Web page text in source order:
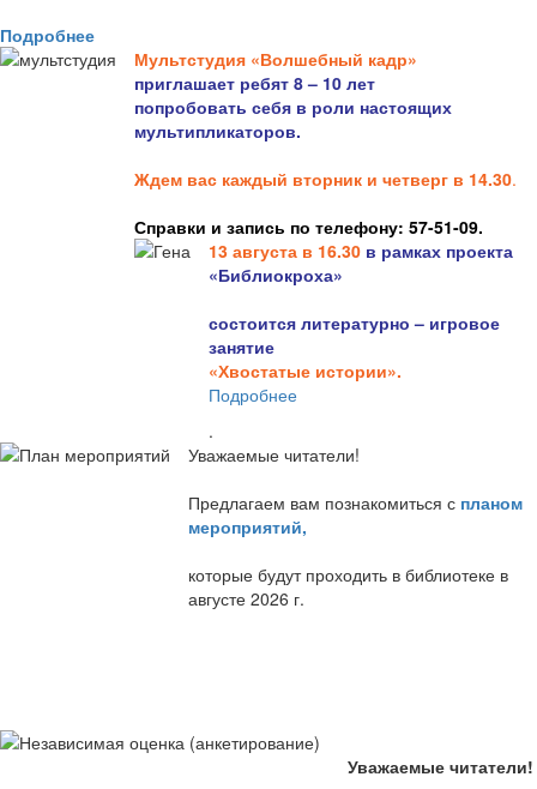
Подробнее
Мультстудия «Волшебный кадр»
приглашает ребят 8 – 10 лет
попробовать себя в роли настоящих
мультипликаторов.
Ждем вас каждый вторник и четверг в 14.30.
Справки и запись по телефону: 57-51-09.
13 августа в 16.30 в рамках проекта
«Библиокроха»
состоится литературно – игровое
занятие
«Хвостатые истории».
Подробнее
.
Уважаемые читатели!
Предлагаем вам познакомиться с планом
мероприятий,
которые будут проходить в библиотеке в
августе 2026 г.
Уважаемые читатели!